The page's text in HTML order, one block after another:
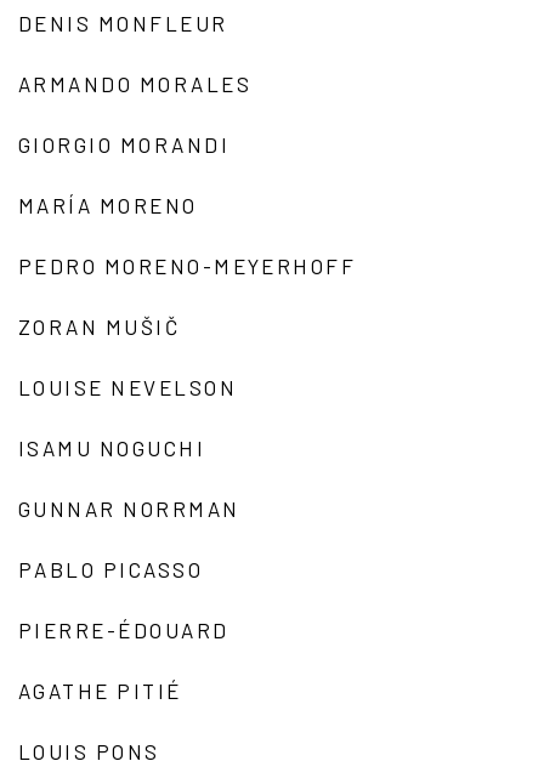
DENIS MONFLEUR
ARMANDO MORALES
GIORGIO MORANDI
MARÍA MORENO
PEDRO MORENO-MEYERHOFF
ZORAN MUŠIČ
LOUISE NEVELSON
ISAMU NOGUCHI
GUNNAR NORRMAN
PABLO PICASSO
PIERRE-ÉDOUARD
AGATHE PITIÉ
LOUIS PONS